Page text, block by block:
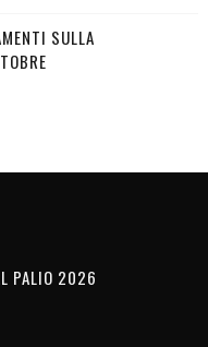
SULLA
PALIO 2026